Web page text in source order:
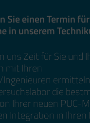
Sie einen Termin für
in unserem
uns Zeit für Sie und
mit Ihren
die
Ihrer neuen PUC-
Integration in Ihren